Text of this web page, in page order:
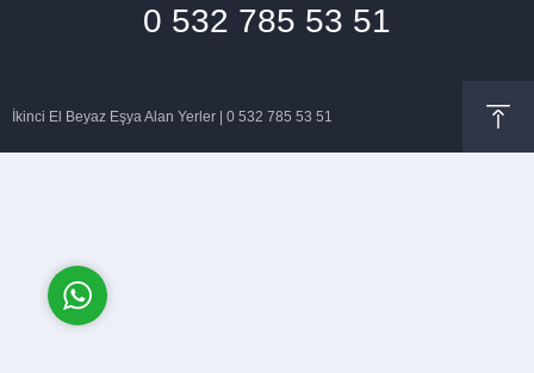
0 532 785 53 51
İkinci El Beyaz Eşya Alan Yerler | 0 532 785 53 51